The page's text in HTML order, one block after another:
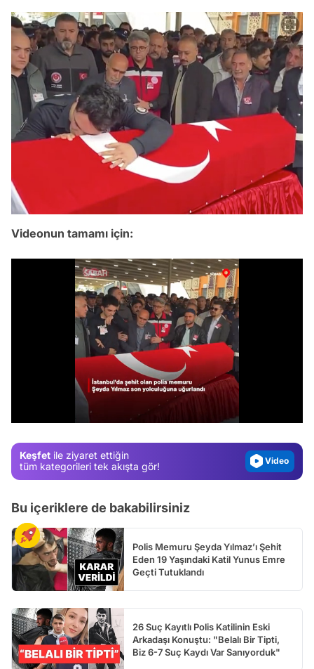
Videonun tamamı için:
Keşfet ile ziyaret ettiğin
tüm kategorileri tek akışta gör!
Video
Test
Bu içeriklere de bakabilirsiniz
Polis Memuru Şeyda Yılmaz’ı Şehit
Eden 19 Yaşındaki Katil Yunus Emre
Geçti Tutuklandı
26 Suç Kayıtlı Polis Katilinin Eski
Arkadaşı Konuştu: "Belalı Bir Tipti,
Biz 6-7 Suç Kaydı Var Sanıyorduk"